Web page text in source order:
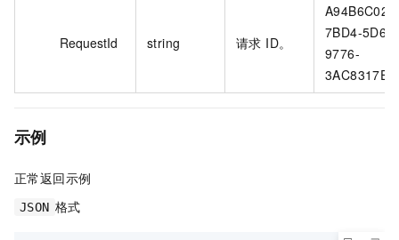
RequestId string 请求 ID。
A94B6C02-
7BD4-5D67-
9776-
示例
正常返回示例
JSON 格式